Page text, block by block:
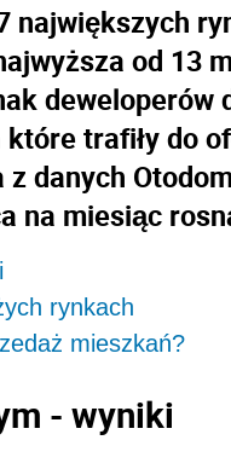
największych
od 13
deweloperów
trafiły do
danych
na miesiąc
rynkach
mieszkań?
- wyniki